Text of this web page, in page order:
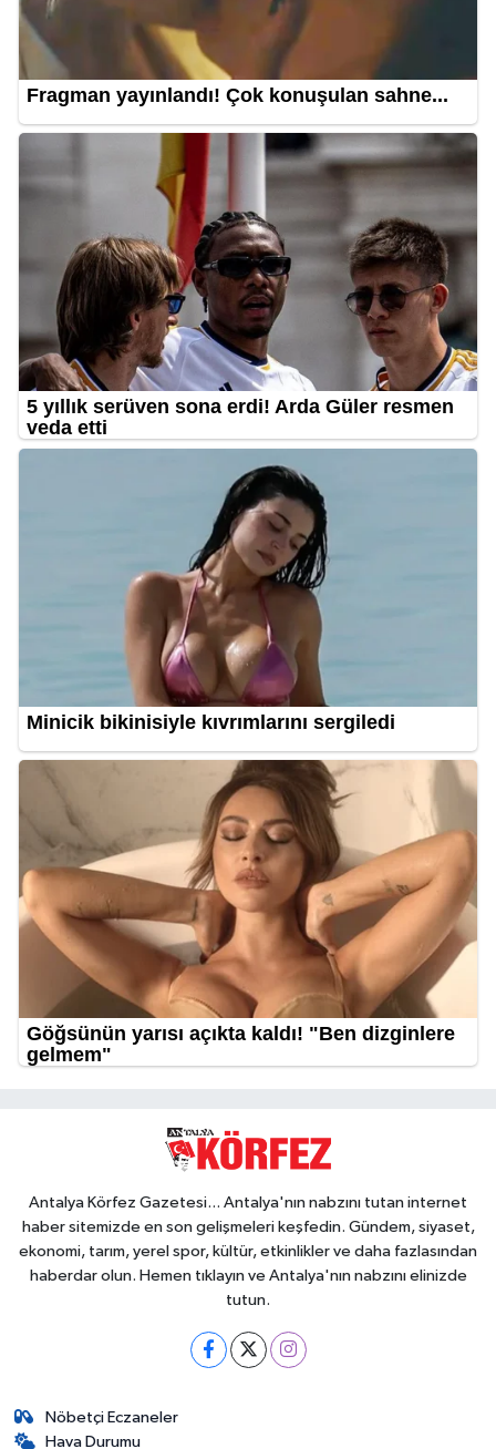
Antalya Körfez Gazetesi... Antalya'nın nabzını tutan internet
haber sitemizde en son gelişmeleri keşfedin. Gündem, siyaset,
ekonomi, tarım, yerel spor, kültür, etkinlikler ve daha fazlasından
haberdar olun. Hemen tıklayın ve Antalya'nın nabzını elinizde
tutun.
Nöbetçi Eczaneler
Hava Durumu